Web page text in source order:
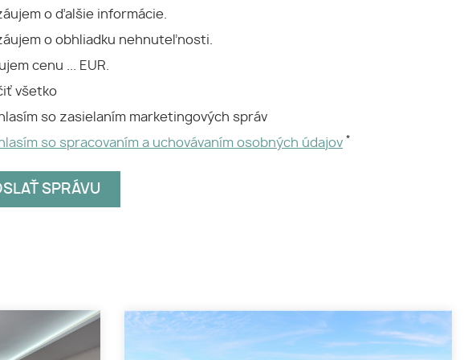
o ďalšie informácie.
o obhliadku nehnuteľnosti.
cenu ... EUR.
všetko
so zasielaním marketingových správ
so spracovaním a uchovávaním osobných údajov *